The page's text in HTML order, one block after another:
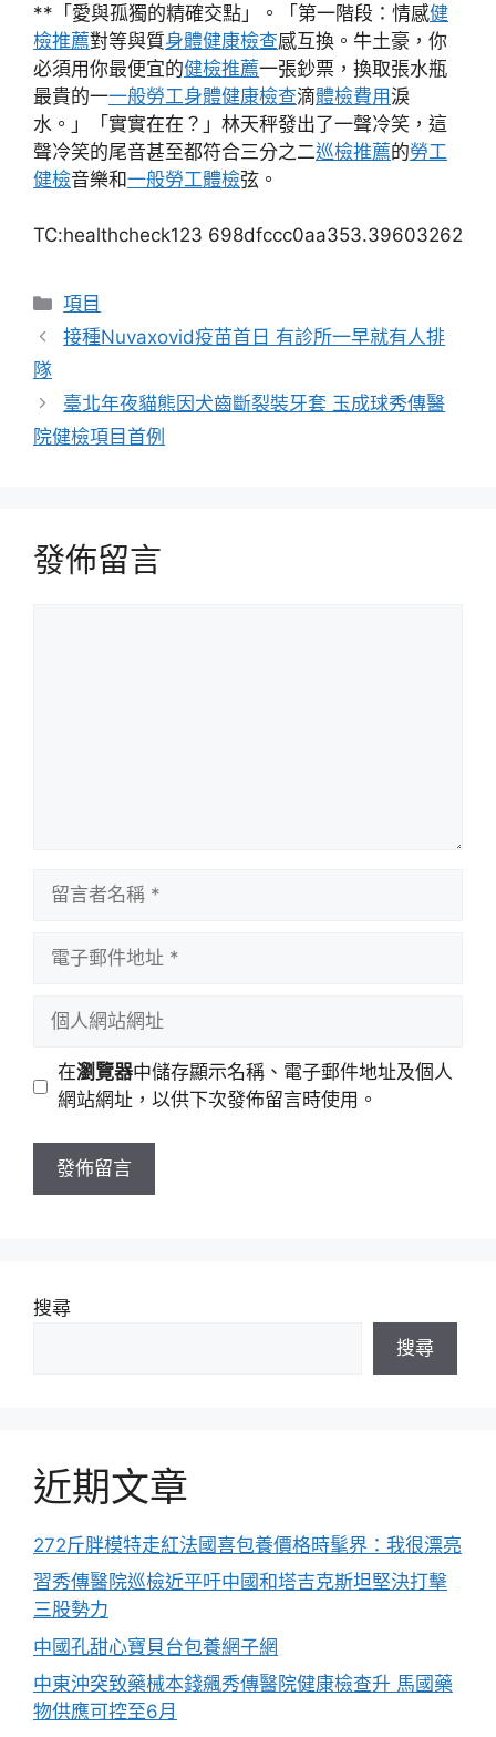
**「愛與孤獨的精確交點」。「第一階段：情感健
檢推薦對等與質身體健康檢查感互換。牛土豪，你
必須用你最便宜的健檢推薦一張鈔票，換取張水瓶
最貴的一一般勞工身體健康檢查滴體檢費用淚
水。」「實實在在？」林天秤發出了一聲冷笑，這
聲冷笑的尾音甚至都符合三分之二巡檢推薦的勞工
健檢音樂和一般勞工體檢弦。
TC:healthcheck123 698dfccc0aa353.39603262
分
類
項目
接種Nuvaxovid疫苗首日 有診所一早就有人排
隊
臺北年夜貓熊因犬齒斷裂裝牙套 玉成球秀傳醫
院健檢項目首例
發佈留言
址
站
址
在瀏覽器中儲存顯示名稱、電子郵件地址及個人
網站網址，以供下次發佈留言時使用。
搜尋
搜尋
近期文章
272斤胖模特走紅法國喜包養價格時髦界：我很漂亮
習秀傳醫院巡檢近平吁中國和塔吉克斯坦堅決打擊
三股勢力
中國孔甜心寶貝台包養網子網
中東沖突致藥械本錢飆秀傳醫院健康檢查升 馬國藥
物供應可控至6月